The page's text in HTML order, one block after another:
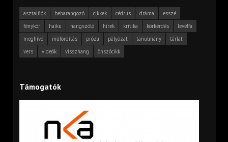
asztalfiók beharangozó cikkek cédrus dráma
esszé
fénykör
haiku hangszóló hírek kritika körkérdés
levélfa
meghívó
műfordítás próza pályázat tanulmány
tárlat
vers
videók visszhang önszócikk
Támogatók